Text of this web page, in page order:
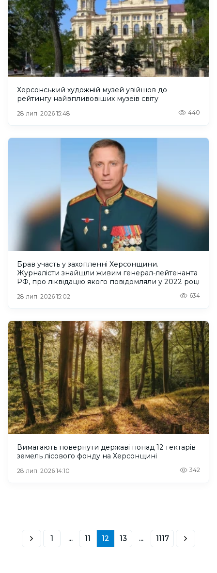
Херсонський художній музей увійшов до
рейтингу найвпливовіших музеїв світу
28 лип. 2026 15:48 440
Брав участь у захопленні Херсонщини.
Журналісти знайшли живим генерал-лейтенанта
РФ, про ліквідацію якого повідомляли у 2022 році
28 лип. 2026 15:02 634
Вимагають повернути державі понад 12 гектарів
земель лісового фонду на Херсонщині
28 лип. 2026 14:10 342
1 ... 11 12 13 ... 1117